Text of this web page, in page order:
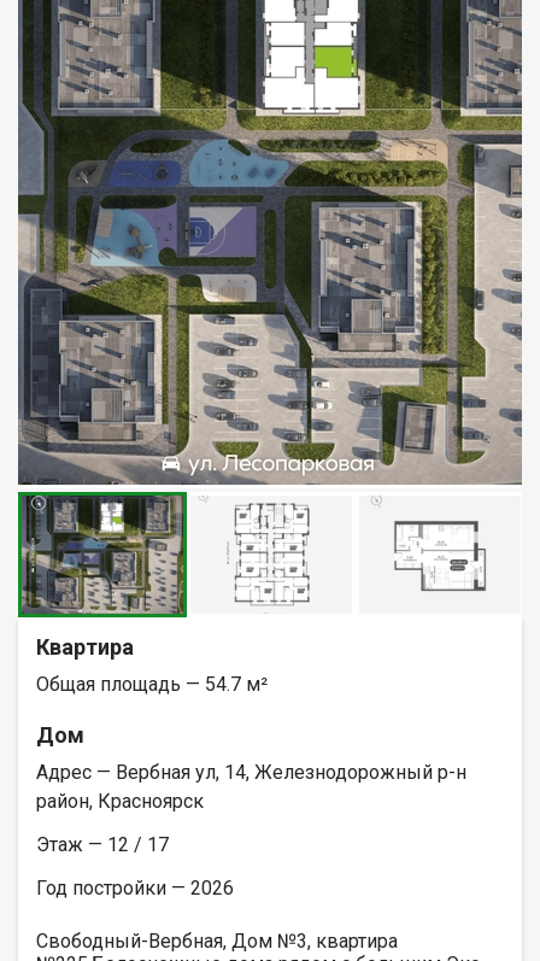
Квартира
Общая площадь — 54.7 м²
Дом
Адрес — Вербная ул, 14, Железнодорожный р-н
район, Красноярск
Этаж — 12 / 17
Год постройки — 2026
Свободный-Вербная, Дом №3, квартира